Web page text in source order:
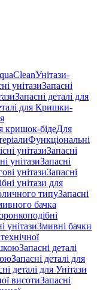
Унітази-
унітазиЗапасні
Запасні деталі для
для Кришки-
кришок-бідеДля
Функціональні
унітазиЗапасні
унітазиЗапасні
унітазиЗапасні
унітази для
типуЗапасні
бачка
унітазиЗмивні бачки
Запасні деталі
Запасні деталі для
деталі для Унітази
висотиЗапасні